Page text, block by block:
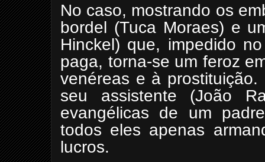
No caso, mostrando os
bordel (Tuca Moraes) e
Hinckel) que, impedido
paga, torna-se um feroz
venéreas e à
seu assistente (João
evangélicas de um
todos eles apenas
lucros.